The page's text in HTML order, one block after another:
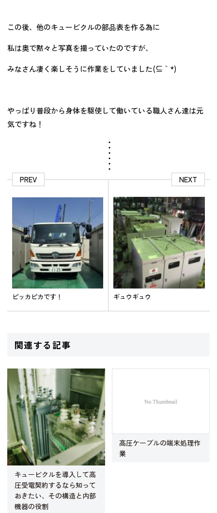
この後、他のキュービクルの部品表を作る為に
私は奥で黙々と写真を撮っていたのですが、
みなさん凄く楽しそうに作業をしていました(´⊆｀*)
やっぱり普段から身体を駆使して働いている職人さん達は元
気ですね！
PREV
ピッカピカです！
NEXT
ギュウギュウ
関連する記事
キュービクルを導入して高
圧受電契約するなら知って
おきたい、その構造と内部
機器の役割
高圧ケーブルの端末処理作
業